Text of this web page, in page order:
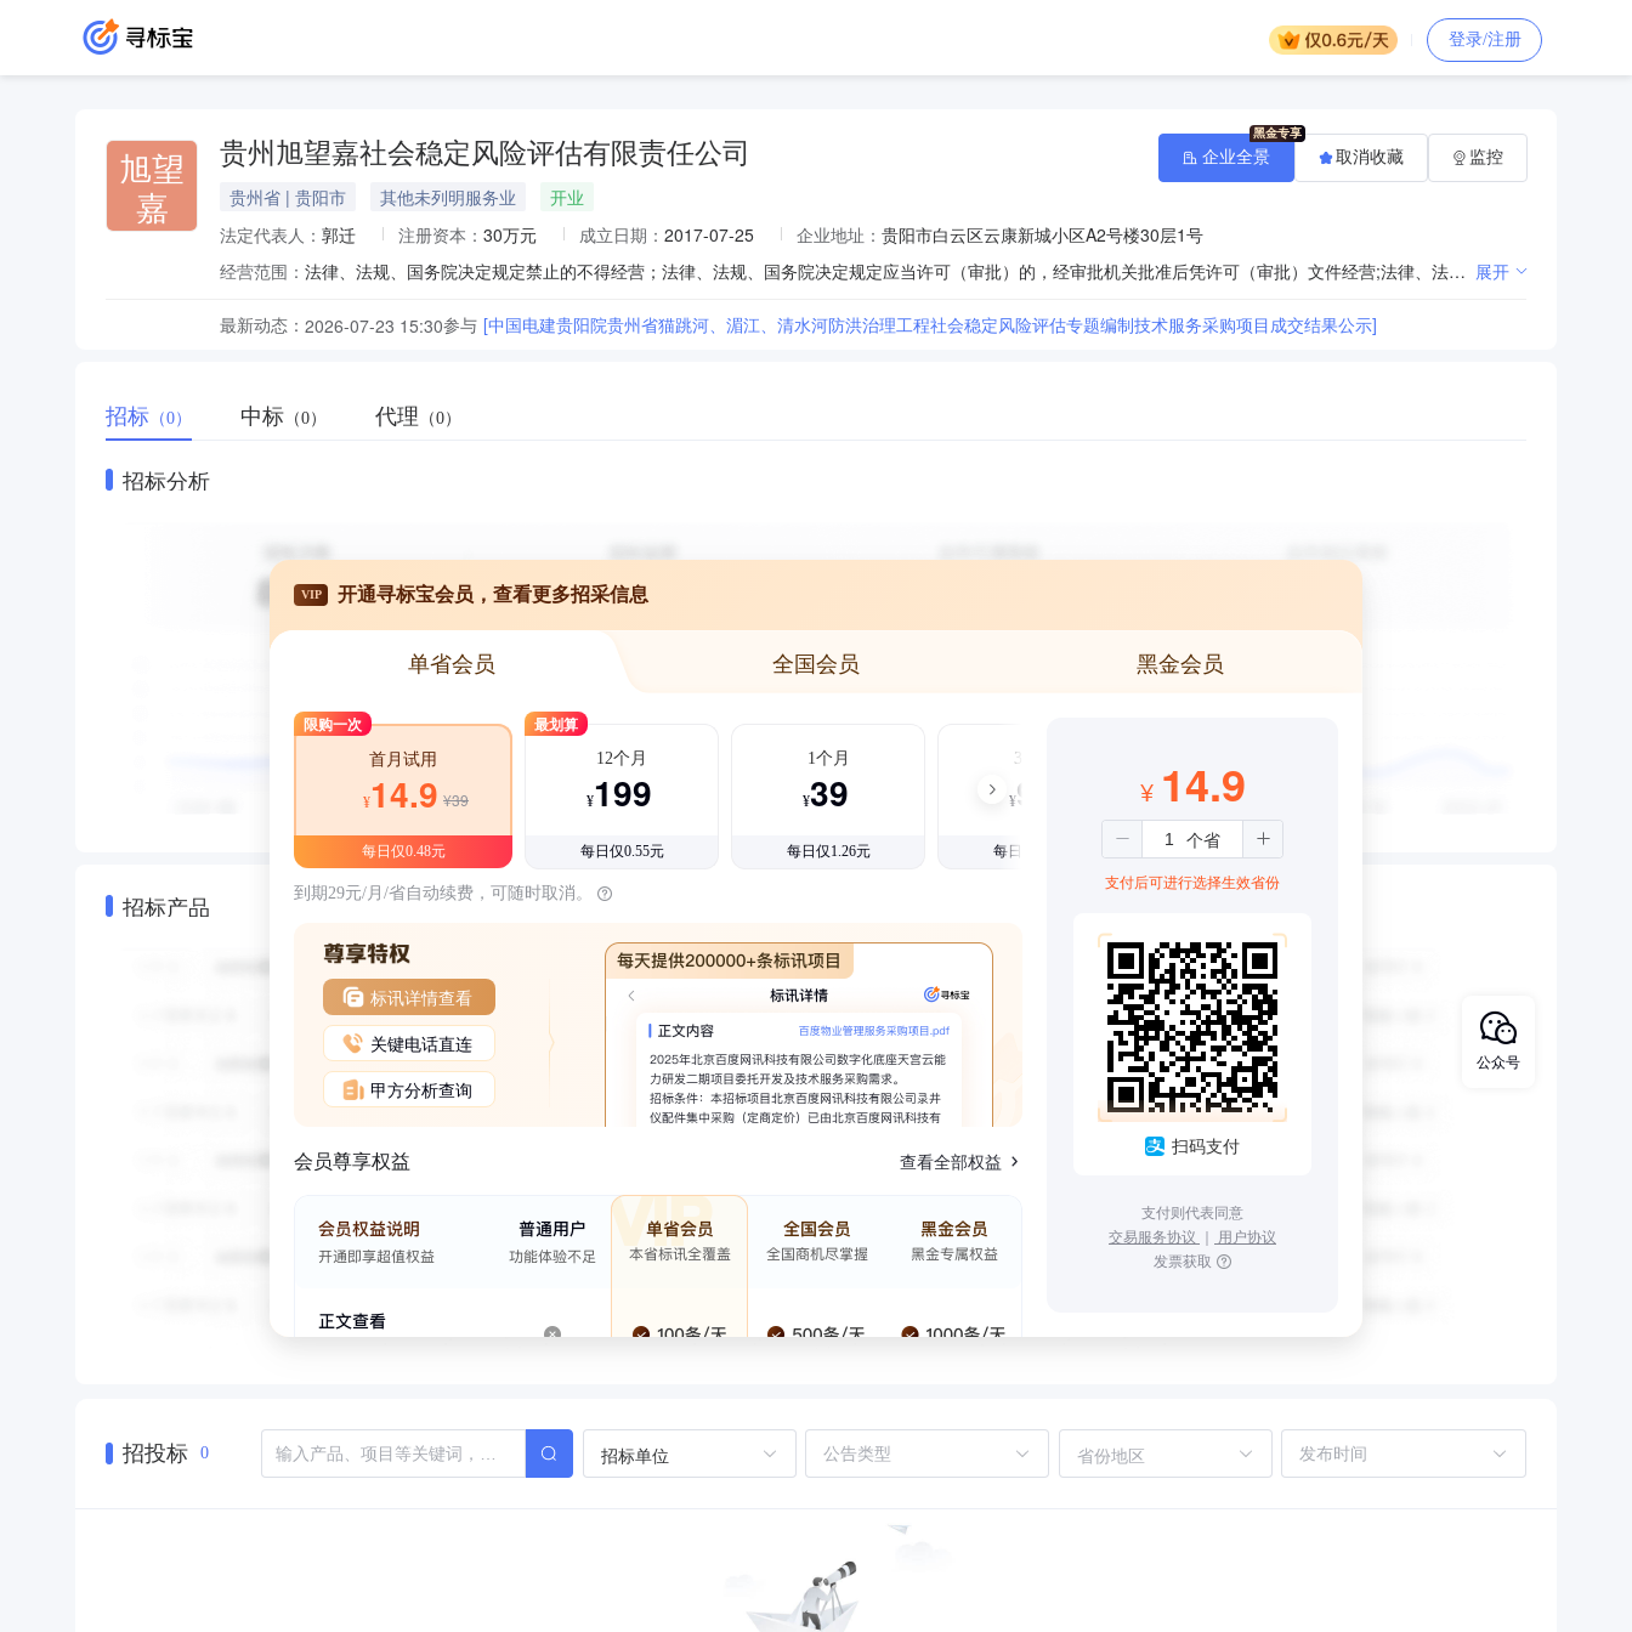
登录/注册
旭望
嘉
贵州旭望嘉社会稳定风险评估有限责任公司
贵州省 | 贵阳市 其他未列明服务业
开业
法定代表人： 郭迁 注册资本： 30万元 成立日期： 2017-07-25 企业地址： 贵阳市白云区云康新城小区A2号楼30层1号
经营范围：
法律、法规、国务院决定规定禁止的不得经营；法律、法规、国务院决定规定应当许可（审批）的，经审批机关批准后凭许可（审批）文件经营;法律、法规、国务院决定规定无需许可（审批）的，市场主体自主选择经营。（社会稳定风险咨询服务。） 展开
最新动态： 2026-07-23 15:30参与 [中国电建贵阳院贵州省猫跳河、湄江、清水河防洪治理工程社会稳定风险评估专题编制技术服务采购项目成交结果公示]
企业全景 取消收藏 监控
招标 （0） 中标 （0） 代理 （0）
招标分析
招标产品
VIP 开通寻标宝会员，查看更多招采信息
单省会员 全国会员 黑金会员
限购一次
首月试用
¥14.9 ¥39
每日仅0.48元
最划算
12个月
¥199
每日仅0.55元
1个月
¥39
每日仅1.26元
3个月
¥99
每日仅1.08元
到期29元/月/省自动续费，可随时取消。
标讯详情查看
关键电话直连
甲方分析查询
会员尊享权益 查看全部权益
¥ 14.9
支付后可进行选择生效省份
扫码支付
支付则代表同意
交易服务协议 ｜ 用户协议
发票获取
招投标 0 招标单位 省份地区
公众号